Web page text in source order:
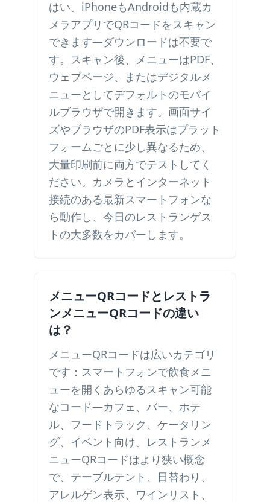
はい。iPhoneもAndroidも内蔵カ
メラアプリでQRコードをスキャン
できます—ダウンロードは不要で
す。スキャン後、メニューはPDF、
ウェブページ、またはデジタルメ
ニューとしてデフォルトのモバイ
ルブラウザで開きます。画面サイ
ズやブラウザのPDF表示はプラット
フォームごとに少し異なるため、
大量印刷前に両方でテストしてく
ださい。カメラとインターネット
接続のある最新スマートフォンな
ら動作し、今日のレストランゲス
トの大多数をカバーします。
メニューQRコードとレストラ
ンメニューQRコードの違い
は？
メニューQRコードは広いカテゴリ
です：スマートフォンで飲食メニ
ューを開くあらゆるスキャン可能
なコード—カフェ、バー、ホテ
ル、フードトラック、ケータリン
グ、イベント向け。レストランメ
ニューQRコードはより狭い概念
で、テーブルテント、日替わり、
アレルゲン表示、ワインリスト、